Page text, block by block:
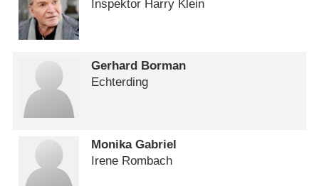
Inspektor Harry Klein
Gerhard Borman
Echterding
Monika Gabriel
Irene Rombach